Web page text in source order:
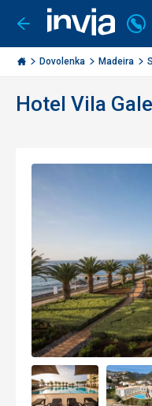
Ísť
späť
Invia.sk
2
Dovolenka Madeira
Hotel Vila